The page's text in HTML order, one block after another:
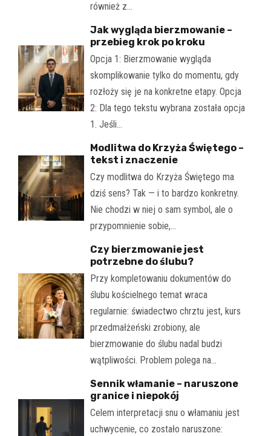
również z…
Jak wygląda bierzmowanie –
przebieg krok po kroku
Opcja 1: Bierzmowanie wygląda
skomplikowanie tylko do momentu, gdy
rozłoży się je na konkretne etapy. Opcja
2: Dla tego tekstu wybrana została opcja
1. Jeśli…
Modlitwa do Krzyża Świętego –
tekst i znaczenie
Czy modlitwa do Krzyża Świętego ma
dziś sens? Tak — i to bardzo konkretny.
Nie chodzi w niej o sam symbol, ale o
przypomnienie sobie,…
Czy bierzmowanie jest
potrzebne do ślubu?
Przy kompletowaniu dokumentów do
ślubu kościelnego temat wraca
regularnie: świadectwo chrztu jest, kurs
przedmałżeński zrobiony, ale
bierzmowanie do ślubu nadal budzi
wątpliwości. Problem polega na…
Sennik włamanie – naruszone
granice i niepokój
Celem interpretacji snu o włamaniu jest
uchwycenie, co zostało naruszone: